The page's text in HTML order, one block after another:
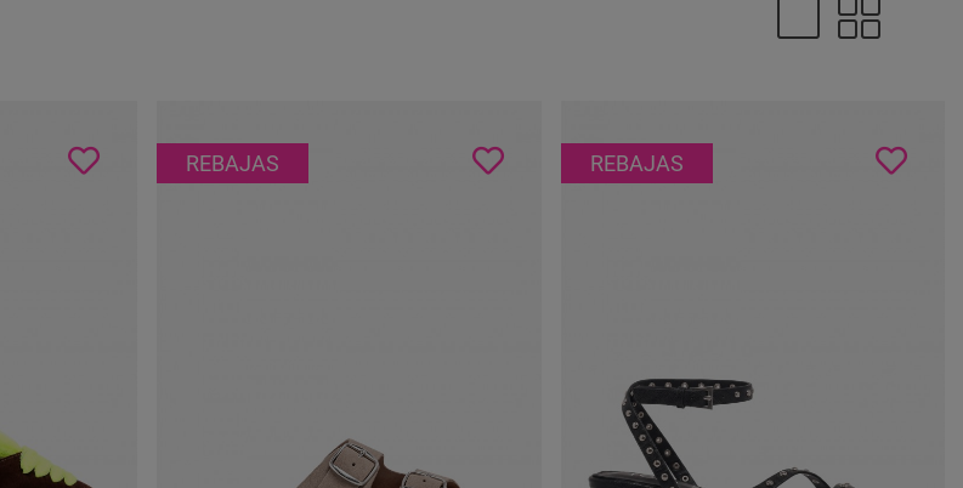
REBAJAS REBAJAS